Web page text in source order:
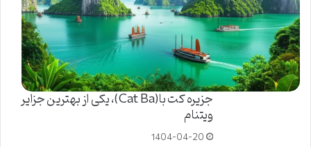
جزیره کت با(Cat Ba)، یکی از بهترین جزایر
ویتنام
1404-04-20